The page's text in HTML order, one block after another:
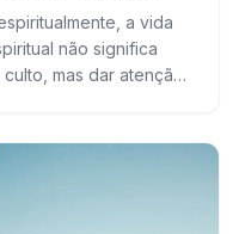
a vida
não significa
mas dar atenção